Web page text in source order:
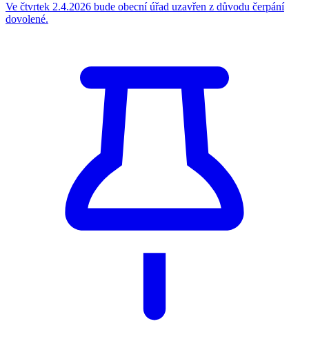
Ve čtvrtek 2.4.2026 bude obecní úřad uzavřen z důvodu čerpání
dovolené.